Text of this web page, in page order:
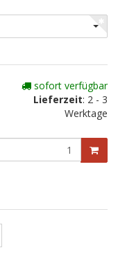
sofort verfügbar
Lieferzeit: 2 - 3
Werktage